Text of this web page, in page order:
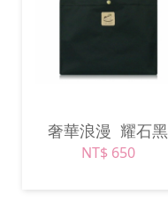
奢華浪漫 耀石黑
NT$ 650